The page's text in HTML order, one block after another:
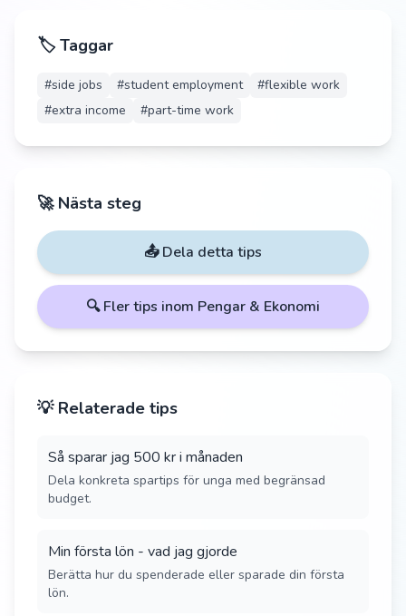
🏷️ Taggar
#side jobs #student employment #flexible work
#extra income #part-time work
🚀 Nästa steg
📤 Dela detta tips
🔍 Fler tips inom Pengar & Ekonomi
💡 Relaterade tips
Så sparar jag 500 kr i månaden
Dela konkreta spartips för unga med begränsad
budget.
Min första lön - vad jag gjorde
Berätta hur du spenderade eller sparade din första
lön.